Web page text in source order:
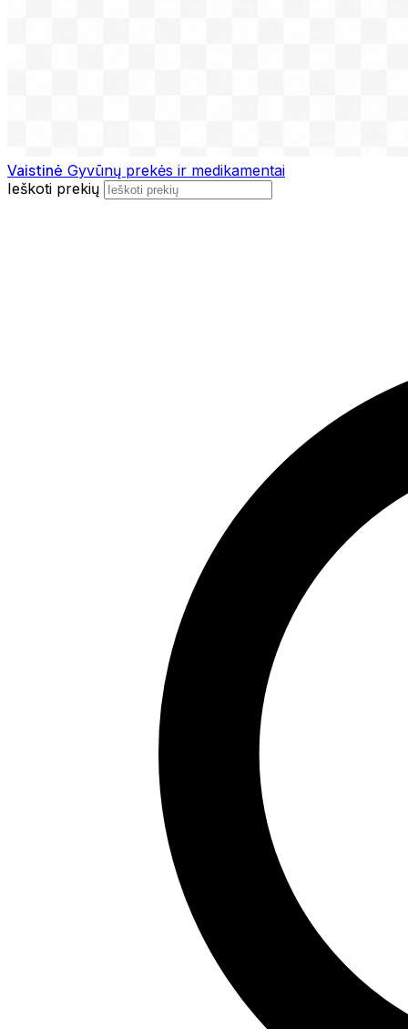
Vaistinė Gyvūnų prekės ir medikamentai
Ieškoti prekių